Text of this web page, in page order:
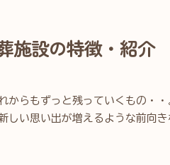
施設の特徴・紹介
らもずっと残っていくもの・・
い思い出が増えるような前向